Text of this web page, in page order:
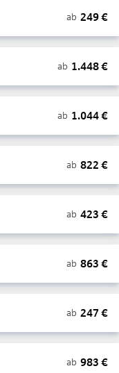
ab 249€
ab 1.448€
ab 1.044€
ab 822 €
ab 423 €
ab 863 €
ab 247 €
ab 983 €